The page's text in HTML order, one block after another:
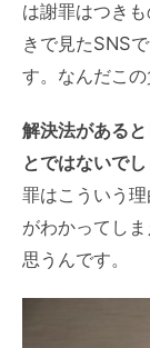
は謝罪はつき
きで見たSNS
す。なんだこ
解決法がある
とではないでし
罪はこういう
がわかってし
思うんです。